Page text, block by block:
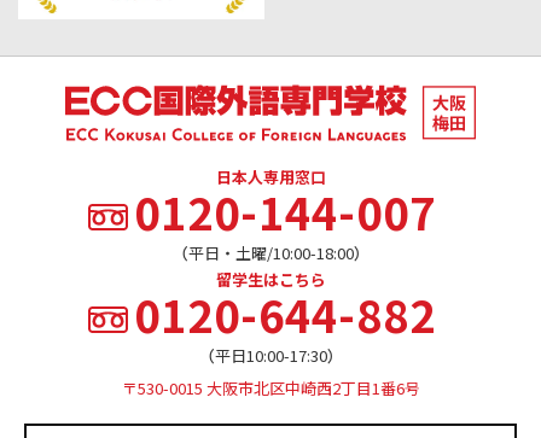
日本人専用窓口
0120-144-007
（平日・土曜/10:00-18:00）
留学生はこちら
0120-644-882
（平日10:00-17:30）
〒530-0015 大阪市北区中崎西2丁目1番6号